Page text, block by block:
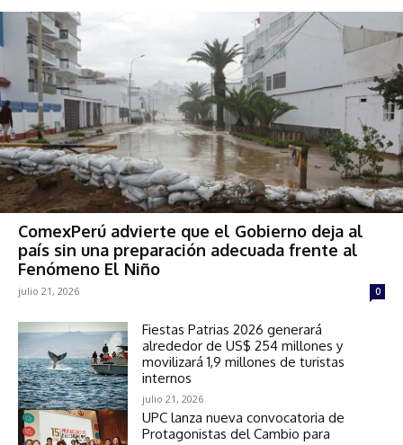
ComexPerú advierte que el Gobierno deja al
país sin una preparación adecuada frente al
Fenómeno El Niño
julio 21, 2026 0
Fiestas Patrias 2026 generará
alrededor de US$ 254 millones y
movilizará 1,9 millones de turistas
internos
julio 21, 2026
UPC lanza nueva convocatoria de
Protagonistas del Cambio para